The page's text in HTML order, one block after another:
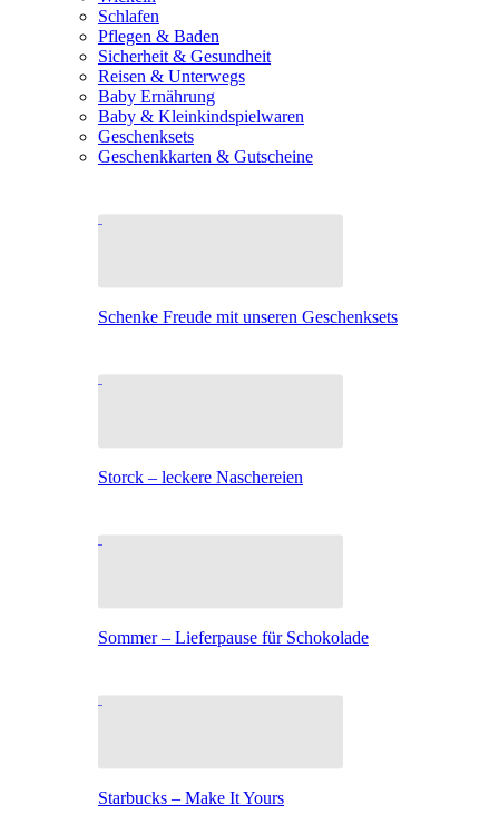
Schlafen
Pflegen & Baden
Sicherheit & Gesundheit
Reisen & Unterwegs
Baby Ernährung
Baby & Kleinkindspielwaren
Geschenksets
Geschenkkarten & Gutscheine
Schenke Freude mit unseren Geschenksets
Storck – leckere Naschereien
Sommer – Lieferpause für Schokolade
Starbucks – Make It Yours